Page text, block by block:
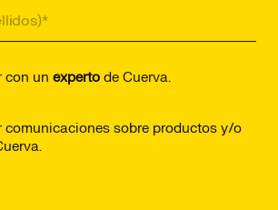
con un experto de Cuerva.
comunicaciones sobre productos y/o